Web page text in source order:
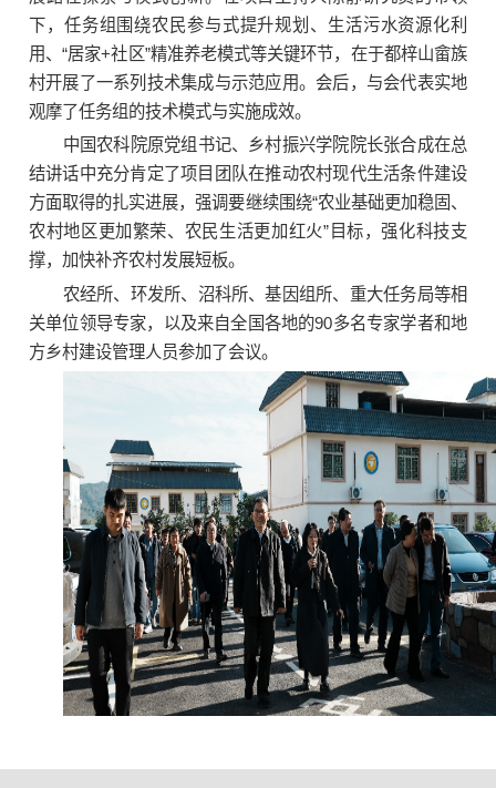
下，任务组围绕农民参与式提升规划、生活污水资源化利
用、“居家+社区”精准养老模式等关键环节，在于都梓山畲族
村开展了一系列技术集成与示范应用。会后，与会代表实地
观摩了任务组的技术模式与实施成效。
中国农科院原党组书记、乡村振兴学院院长张合成在总
结讲话中充分肯定了项目团队在推动农村现代生活条件建设
方面取得的扎实进展，强调要继续围绕“农业基础更加稳固、
农村地区更加繁荣、农民生活更加红火”目标，强化科技支
撑，加快补齐农村发展短板。
农经所、环发所、沼科所、基因组所、重大任务局等相
关单位领导专家，以及来自全国各地的90多名专家学者和地
方乡村建设管理人员参加了会议。